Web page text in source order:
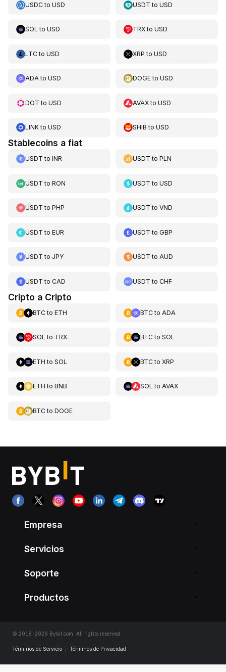
USDCto USD USDT toUSD
SOL to USD TRXtoUSD
LTCto USD XRP toUSD
ADAto USD DOGEtoUSD
DOT to USD AVAXtoUSD
LINKto USD SHIB toUSD
Stablecoins a fiat
USDT to INR USDT toPLN
USDT to RON USDT toUSD
USDT to PHP USDT toVND
USDT to EUR USDT toGBP
USDT to JPY USDT toAUD
USDT to CAD USDT toCHF
Cripto a Cripto
BTCto ETH BTCto ADA
SOL to TRX BTCto SOL
ETH to SOL BTCto XRP
ETH to BNB SOL to AVAX
BTCto DOGE
Empresa
Servicios
Soporte
Productos
© 2018-2026 Bybit.com. All rights reserved.
Términos de Servicio Términos de Privacidad